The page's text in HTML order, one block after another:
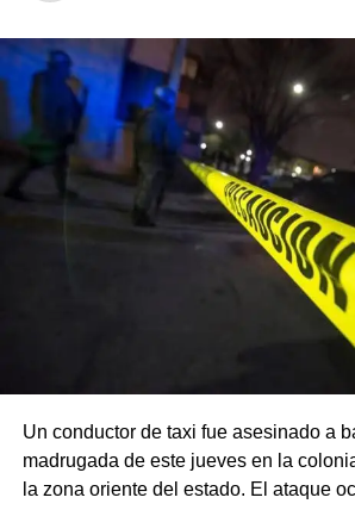
Un conductor de taxi fue asesinado a
madrugada de este jueves en la
la zona oriente del estado. El ataque